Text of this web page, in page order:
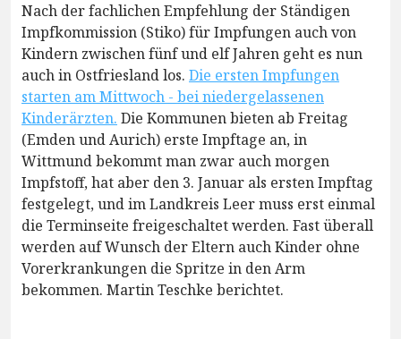
Nach der fachlichen Empfehlung der Ständigen
Impfkommission (Stiko) für Impfungen auch von
Kindern zwischen fünf und elf Jahren geht es nun
auch in Ostfriesland los. Die ersten Impfungen
starten am Mittwoch - bei niedergelassenen
Kinderärzten. Die Kommunen bieten ab Freitag
(Emden und Aurich) erste Impftage an, in
Wittmund bekommt man zwar auch morgen
Impfstoff, hat aber den 3. Januar als ersten Impftag
festgelegt, und im Landkreis Leer muss erst einmal
die Terminseite freigeschaltet werden. Fast überall
werden auf Wunsch der Eltern auch Kinder ohne
Vorerkrankungen die Spritze in den Arm
bekommen. Martin Teschke berichtet.